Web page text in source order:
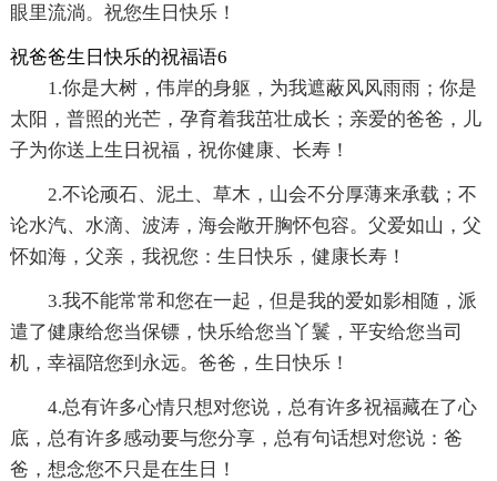
眼里流淌。祝您生日快乐！
祝爸爸生日快乐的祝福语6
1.你是大树，伟岸的身躯，为我遮蔽风风雨雨；你是
太阳，普照的光芒，孕育着我茁壮成长；亲爱的爸爸，儿
子为你送上生日祝福，祝你健康、长寿！
2.不论顽石、泥土、草木，山会不分厚薄来承载；不
论水汽、水滴、波涛，海会敞开胸怀包容。父爱如山，父
怀如海，父亲，我祝您：生日快乐，健康长寿！
3.我不能常常和您在一起，但是我的爱如影相随，派
遣了健康给您当保镖，快乐给您当丫鬟，平安给您当司
机，幸福陪您到永远。爸爸，生日快乐！
4.总有许多心情只想对您说，总有许多祝福藏在了心
底，总有许多感动要与您分享，总有句话想对您说：爸
爸，想念您不只是在生日！